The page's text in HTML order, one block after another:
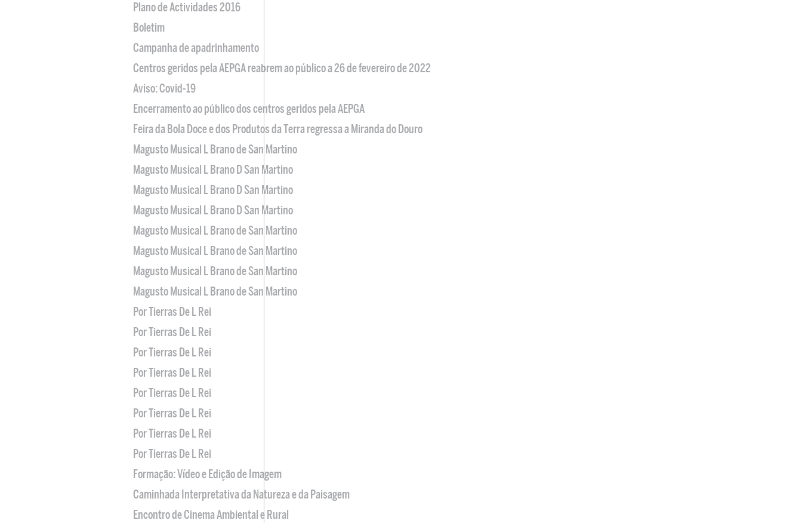
Plano de Actividades 2016
Boletim
Campanha de apadrinhamento
Centros geridos pela AEPGA reabrem ao público a 26 de fevereiro de 2022
Aviso: Covid-19
Encerramento ao público dos centros geridos pela AEPGA
Feira da Bola Doce e dos Produtos da Terra regressa a Miranda do Douro
Magusto Musical L Brano de San Martino
Magusto Musical L Brano D San Martino
Magusto Musical L Brano D San Martino
Magusto Musical L Brano D San Martino
Magusto Musical L Brano de San Martino
Magusto Musical L Brano de San Martino
Magusto Musical L Brano de San Martino
Magusto Musical L Brano de San Martino
Por Tierras De L Rei
Por Tierras De L Rei
Por Tierras De L Rei
Por Tierras De L Rei
Por Tierras De L Rei
Por Tierras De L Rei
Por Tierras De L Rei
Por Tierras De L Rei
Formação: Vídeo e Edição de Imagem
Caminhada Interpretativa da Natureza e da Paisagem
Encontro de Cinema Ambiental e Rural